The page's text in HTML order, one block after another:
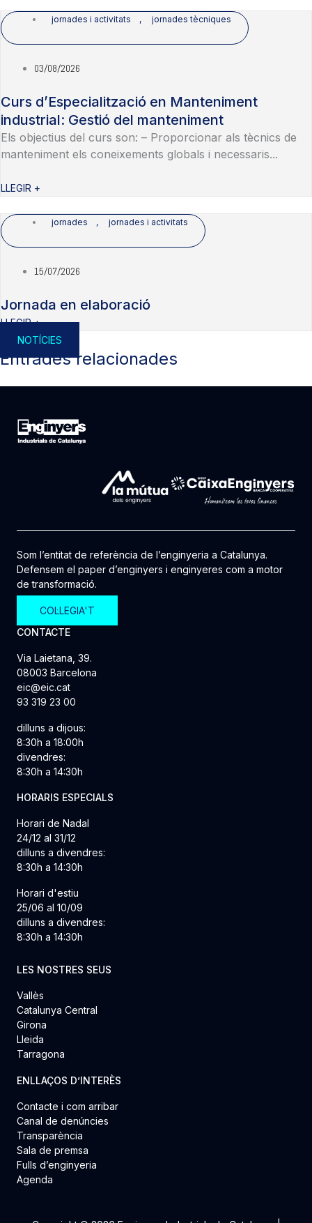
jornades i activitats , jornades tècniques
03/08/2026
Curs d’Especialització en Manteniment
industrial: Gestió del manteniment
Els objectius del curs son: – Proporcionar als tècnics de
manteniment els coneixements globals i necessaris...
LLEGIR +
jornades , jornades i activitats
15/07/2026
Jornada en elaboració
LLEGIR +
NOTÍCIES
Entrades relacionades
Som l’entitat de referència de l’enginyeria a Catalunya.
Defensem el paper d’enginyers i enginyeres com a motor
de transformació.
COL·LEGIA'T
CONTACTE
Via Laietana, 39.
08003 Barcelona
eic@eic.cat
93 319 23 00
dilluns a dijous:
8:30h a 18:00h
divendres:
8:30h a 14:30h
HORARIS ESPECIALS
Horari de Nadal
24/12 al 31/12
dilluns a divendres:
8:30h a 14:30h
Horari d'estiu
25/06 al 10/09
dilluns a divendres:
8:30h a 14:30h
LES NOSTRES SEUS
Vallès
Catalunya Central
Girona
Lleida
Tarragona
ENLLAÇOS D’INTERÈS
Contacte i com arribar
Canal de denúncies
Transparència
Sala de premsa
Fulls d’enginyeria
Agenda